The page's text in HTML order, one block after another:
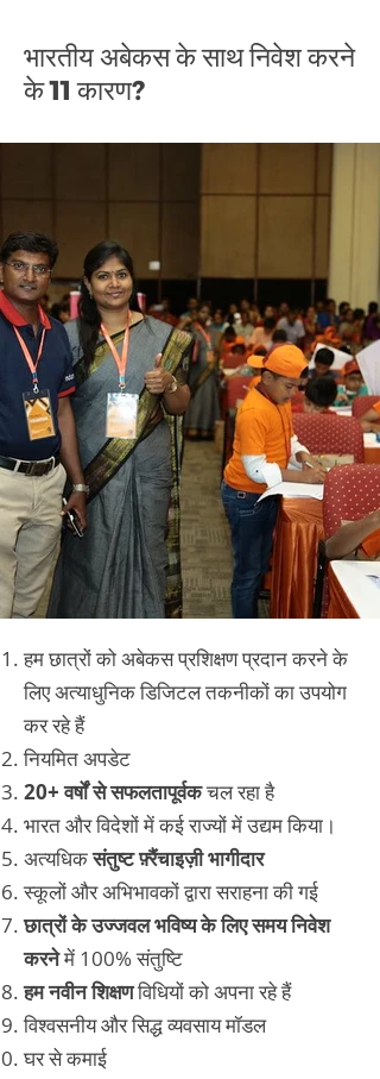
भारतीय अबेकस के साथ निवेश करने
के 11 कारण?
हम छात्रों को अबेकस प्रशिक्षण प्रदान करने के
लिए अत्याधुनिक डिजिटल तकनीकों का उपयोग
कर रहे हैं
नियमित अपडेट
20+ वर्षों से सफलतापूर्वकचल रहा है
भारत और विदेशों में कई राज्यों में उद्यम किया।
अत्यधिकसंतुष्ट फ़्रैंचाइज़ी भागीदार
स्कूलों और अभिभावकों द्वारा सराहना की गई
छात्रों के उज्जवल भविष्य के लिए समय निवेश
करनेमें 100% संतुष्टि
हम नवीन शिक्षणविधियों को अपना रहे हैं
विश्वसनीय और सिद्ध व्यवसाय मॉडल
घर से कमाई